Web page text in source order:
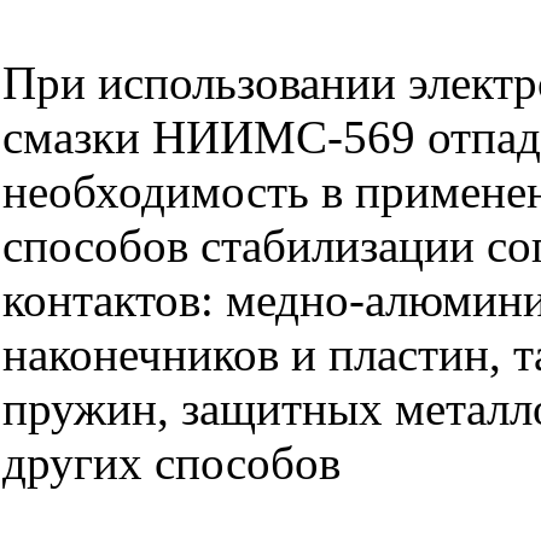
При использовании
смазки НИИМС-569
необходимость в
способов стабилизации
контактов: медно-
наконечников и пластин,
пружин, защитных
других способов